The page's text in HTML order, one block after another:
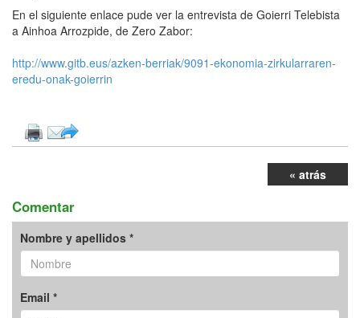
En el siguiente enlace pude ver la entrevista de Goierri Telebista
a Ainhoa Arrozpide, de Zero Zabor:
http://www.gitb.eus/azken-berriak/9091-ekonomia-zirkularraren-
eredu-onak-goierrin
« atrás
Comentar
Nombre y apellidos *
Email *